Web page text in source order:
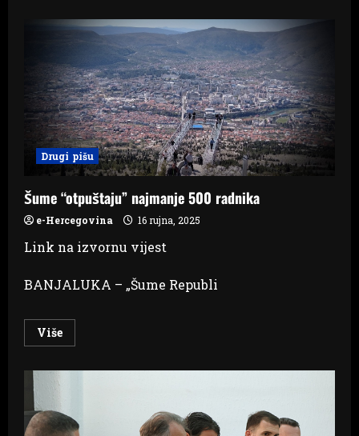
kako
izgleda
najljepši
najpopularniji
kvart
za
stanovanje
u
Širokom
Brijegu
(VIDEO)
Drugi pišu
Šume “otpuštaju” najmanje 500 radnika
e-Hercegovina 16 rujna, 2025
Link na izvornu vijest
BANJALUKA – „Šume Republi
VišeRead
more
radnika